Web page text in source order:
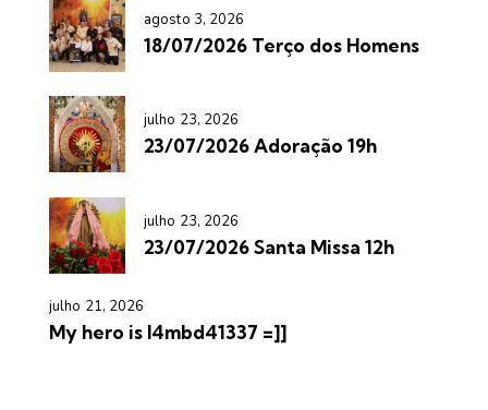
agosto 3, 2026
18/07/2026 Terço dos Homens
julho 23, 2026
23/07/2026 Adoração 19h
julho 23, 2026
23/07/2026 Santa Missa 12h
julho 21, 2026
My hero is l4mbd41337 =]]